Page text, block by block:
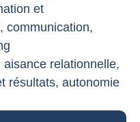
et
communication,
aisance relationnelle,
résultats, autonomie